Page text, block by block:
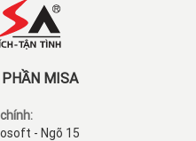
PHẦN MISA
- Ngõ 15